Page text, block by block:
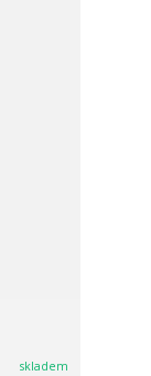
skladem